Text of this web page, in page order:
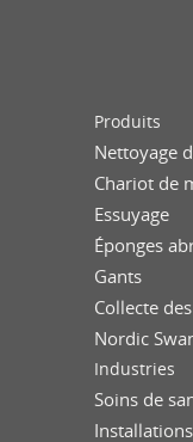
Produits
Nettoyage
Chariot de
Essuyage
Éponges
Gants
Collecte
Nordic
Industries
Soins de